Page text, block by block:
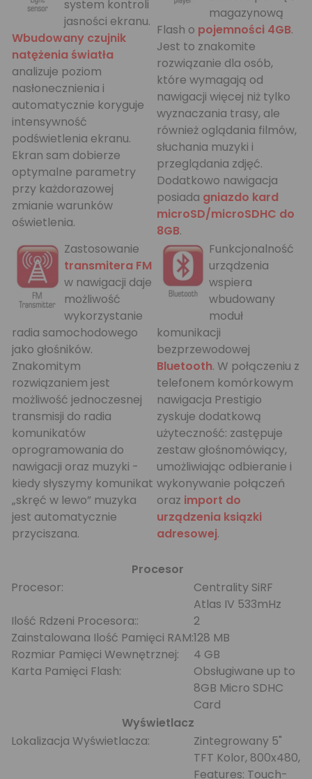
system kontroli
jasności ekranu.
Wbudowany czujnik
natężenia światła
analizuje poziom
nasłonecznienia i
automatycznie koryguje
intensywność
podświetlenia ekranu.
Ekran sam dobierze
optymalne parametry
przy każdorazowej
zmianie warunków
oświetlenia.
magazynową
Flash o pojemności 4GB.
Jest to znakomite
rozwiązanie dla osób,
które wymagają od
nawigacji więcej niż tylko
wyznaczania trasy, ale
również oglądania filmów,
słuchania muzyki i
przeglądania zdjęć.
Dodatkowo nawigacja
posiada gniazdo kard
microSD/microSDHC do
8GB.
Zastosowanie
transmitera FM
w nawigacji daje
możliwość
wykorzystanie
radia samochodowego
jako głośników.
Znakomitym
rozwiązaniem jest
możliwość jednoczesnej
transmisji do radia
komunikatów
oprogramowania do
nawigacji oraz muzyki -
kiedy słyszymy komunikat
„skręć w lewo” muzyka
jest automatycznie
przyciszana.
Funkcjonalność
urządzenia
wspiera
wbudowany
moduł
komunikacji
bezprzewodowej
Bluetooth. W połączeniu z
telefonem komórkowym
nawigacja Prestigio
zyskuje dodatkową
użyteczność: zastępuje
zestaw głośnomówiący,
umożliwiając odbieranie i
wykonywanie połączeń
oraz import do
urządzenia ksiązki
adresowej.
Procesor
Procesor:
Centrality SiRF
Atlas IV 533mHz
Ilość Rdzeni Procesora::
2
Zainstalowana Ilość Pamięci RAM:128 MB
Rozmiar Pamięci Wewnętrznej:
4 GB
Karta Pamięci Flash:
Obsługiwane up to
8GB Micro SDHC
Card
Wyświetlacz
Lokalizacja Wyświetlacza:
Zintegrowany 5"
TFT Kolor, 800x480,
Features: Touch-